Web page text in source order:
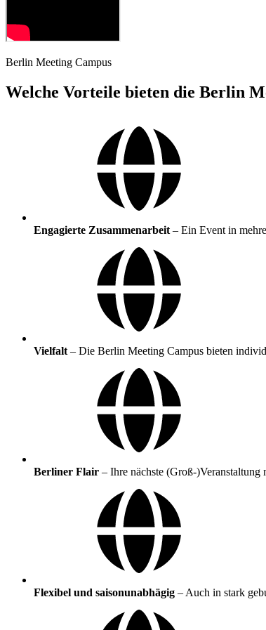
Berlin Meeting Campus
Welche Vorteile bieten die Berlin
Engagierte Zusammenarbeit – Ein Event in
Vielfalt – Die Berlin Meeting Campus bieten
Berliner Flair – Ihre nächste (Groß-
Flexibel und saisonunabhägig – Auch in stark